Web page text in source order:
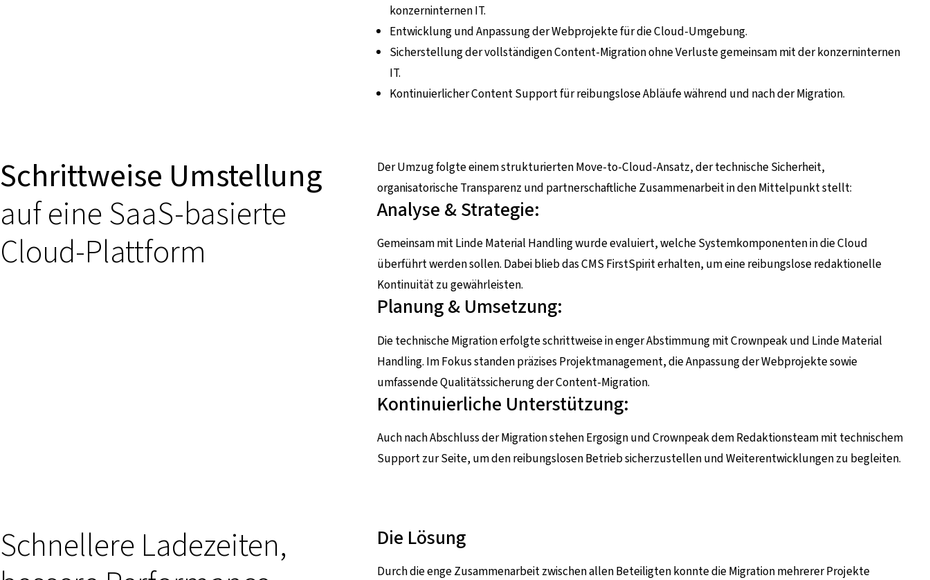
konzerninternen IT.
Entwicklung und Anpassung der Webprojekte für die Cloud-Umgebung.
Sicherstellung der vollständigen Content-Migration ohne Verluste gemeinsam mit der konzerninternen
IT.
Kontinuierlicher Content Support für reibungslose Abläufe während und nach der Migration.
Schrittweise Umstellung
auf eine SaaS-basierte
Cloud-Plattform
Der Umzug folgte einem strukturierten Move-to-Cloud-Ansatz, der technische Sicherheit,
organisatorische Transparenz und partnerschaftliche Zusammenarbeit in den Mittelpunkt stellt:
Analyse & Strategie:
Gemeinsam mit Linde Material Handling wurde evaluiert, welche Systemkomponenten in die Cloud
überführt werden sollen. Dabei blieb das CMS FirstSpirit erhalten, um eine reibungslose redaktionelle
Kontinuität zu gewährleisten.
Planung & Umsetzung:
Die technische Migration erfolgte schrittweise in enger Abstimmung mit Crownpeak und Linde Material
Handling. Im Fokus standen präzises Projektmanagement, die Anpassung der Webprojekte sowie
umfassende Qualitätssicherung der Content-Migration.
Kontinuierliche Unterstützung:
Auch nach Abschluss der Migration stehen Ergosign und Crownpeak dem Redaktionsteam mit technischem
Support zur Seite, um den reibungslosen Betrieb sicherzustellen und Weiterentwicklungen zu begleiten.
Schnellere Ladezeiten,
Die Lösung
Durch die enge Zusammenarbeit zwischen allen Beteiligten konnte die Migration mehrerer Projekte